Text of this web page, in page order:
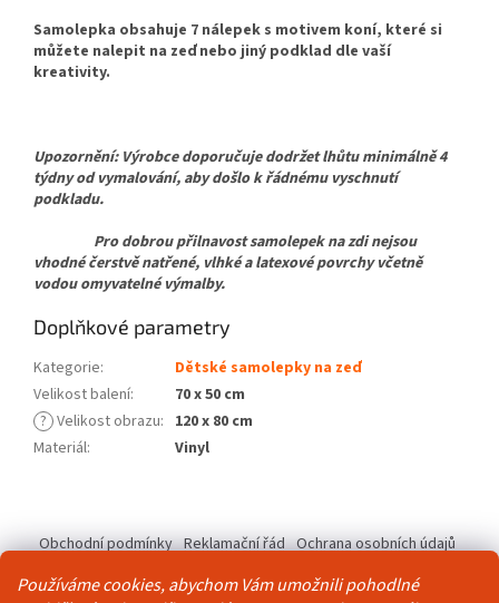
Používáme cookies, abychom Vám umožnili pohodlné
Samolepka obsahuje 7 nálepek s motivem koní, které si
můžete nalepit na zeď nebo jiný podklad dle vaší
kreativity.
Upozornění: Výrobce doporučuje dodržet lhůtu minimálně 4
týdny od vymalování, aby došlo k řádnému vyschnutí
podkladu.
Pro dobrou přilnavost samolepek na zdi nejsou
vhodné čerstvě natřené, vlhké a latexové povrchy včetně
vodou omyvatelné výmalby.
Doplňkové parametry
Kategorie:
Dětské samolepky na zeď
Velikost balení:
70 x 50 cm
? Velikost obrazu: 120 x 80 cm
Materiál: Vinyl
p
Obchodní podmínky Reklamační řád Ochrana osobních údajů